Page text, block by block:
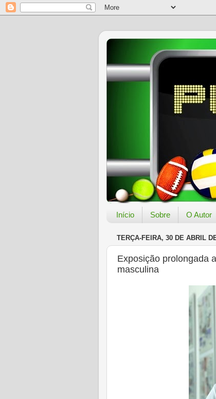
Início Sobre O Autor
TERÇA-FEIRA, 30 DE ABRIL
Exposição prolongada
masculina